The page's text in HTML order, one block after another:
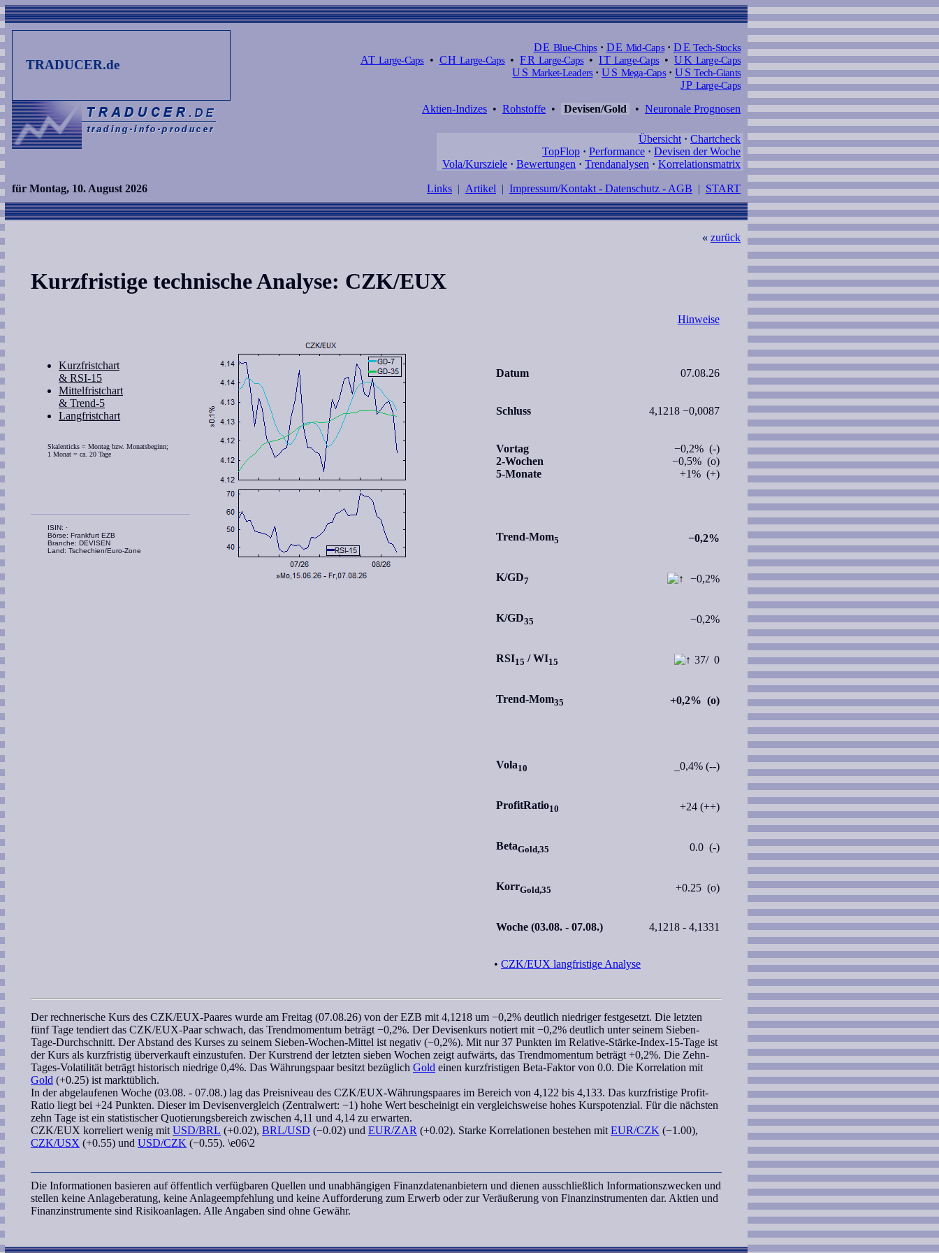
TRADUCER.de
DE Blue-Chips · DE Mid-Caps · DE Tech-Stocks
AT Large-Caps• CH Large-Caps•FR Large-Caps•IT Large-Caps•UK Large-Caps
US Market-Leaders · US Mega-Caps · US Tech-Giants
JP Large-Caps
Aktien-Indizes • Rohstoffe • Devisen/Gold • Neuronale Prognosen
Übersicht · Chartcheck
TopFlop · Performance · Devisen der Woche
Vola/Kursziele · Bewertungen · Trendanalysen · Korrelationsmatrix
« zurück
für Montag, 10. August 2026 Links | Artikel | Impressum/Kontakt - Datenschutz - AGB | START
Kurzfristige technische Analyse: CZK/EUX
Hinweise
Kurzfristchart
& RSI-15
Mittelfristchart
& Trend-5
Langfristchart
Skalenticks = Montag bzw. Monatsbeginn;
1 Monat = ca. 20 Tage
ISIN: ·
Börse: Frankfurt EZB
Branche: DEVISEN
Land: Tschechien/Euro-Zone
Datum 07.08.26
Schluss 4,1218 −0,0087
Vortag
2-Wochen
5-Monate
−0,2% (-)
−0,5% (o)
+1% (+)
Trend-Mom5 −0,2%
K/GD7 −0,2%
K/GD35 −0,2%
RSI15 /WI15 37/ 0
Trend-Mom35 +0,2% (o)
Vola10 _0,4% (--)
ProfitRatio10 +24 (++)
BetaGold,35 0.0 (-)
KorrGold,35 +0.25 (o)
Woche (03.08. - 07.08.) 4,1218 - 4,1331
• CZK/EUX langfristige Analyse
Derrechnerische Kurs des CZK/EUX-Paares wurde am Freitag (07.08.26) von der EZB mit 4,1218 um −0,2% deutlich niedriger festgesetzt. Die letzten
fünf Tage tendiert das CZK/EUX-Paar schwach, das Trendmomentum beträgt −0,2%. Der Devisenkurs notiert mit −0,2% deutlich unter seinem Sieben-
Tage-Durchschnitt. Der Abstand des Kurses zu seinem Sieben-Wochen-Mittel ist negativ (−0,2%). Mit nur 37 Punkten im Relative-Stärke-Index-15-Tage ist
der Kurs als kurzfristig überverkauft einzustufen. Der Kurstrend der letzten sieben Wochen zeigt aufwärts, das Trendmomentum beträgt +0,2%. Die Zehn-
Tages-Volatilität beträgt historisch niedrige 0,4%. Das Währungspaar besitzt bezüglich Gold einen kurzfristigen Beta-Faktorvon 0.0. Die Korrelation mit
Gold (+0.25) ist marktüblich.
In der abgelaufenen Woche (03.08. - 07.08.) lag das Preisniveau des CZK/EUX-Währungspaares im Bereich von 4,122 bis 4,133. Das kurzfristige Profit-
Ratio liegt bei +24 Punkten. Dieser im Devisenvergleich (Zentralwert: −1) hohe Wert bescheinigt ein vergleichsweise hohes Kurspotenzial. Für die nächsten
zehn Tage ist ein statistischer Quotierungsbereich zwischen 4,11 und 4,14 zu erwarten.
CZK/EUX korreliert wenig mit USD/BRL (+0.02), BRL/USD (−0.02) und EUR/ZAR (+0.02). Starke Korrelationen bestehen mit EUR/CZK (−1.00),
CZK/USX (+0.55) und USD/CZK (−0.55). \e06\2
Die Informationen basieren auf öffentlich verfügbaren Quellen und unabhängigen Finanzdatenanbietern und dienen ausschließlich Informationszwecken und
stellen keine Anlageberatung, keine Anlageempfehlung und keine Aufforderung zum Erwerb oder zur Veräußerung von Finanzinstrumenten dar. Aktien und
Finanzinstrumente sind Risikoanlagen. Alle Angaben sind ohne Gewähr.